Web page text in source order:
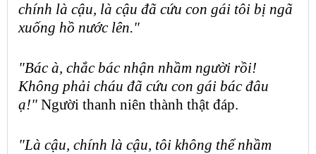
chính là cậu, là cậu đã cứu con gái tôi bị ngã
xuống hồ nước lên."
"Bác à, chắc bác nhận nhầm người rồi!
Không phải cháu đã cứu con gái bác đâu
ạ!" Người thanh niên thành thật đáp.
"Là cậu, chính là cậu, tôi không thể nhầm